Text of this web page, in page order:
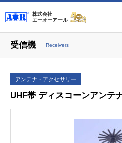
株式会社
エーオーアール
受信機 Receivers
アンテナ・アクセサリー
UHF帯 ディスコーンアンテ